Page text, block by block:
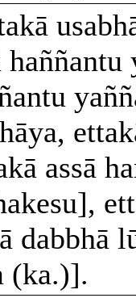
assā
dabbhā
(ka.)].